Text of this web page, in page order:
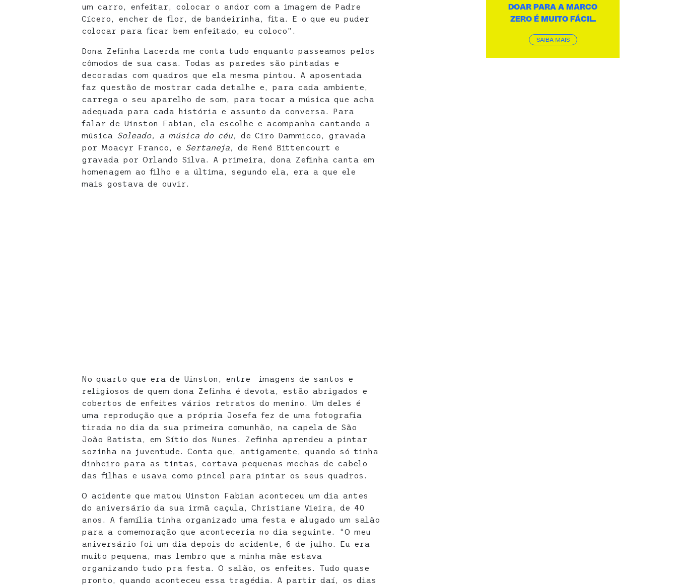
um carro, enfeitar, colocar o andor com a imagem de Padre
Cícero, encher de flor, de bandeirinha, fita. E o que eu puder
colocar para ficar bem enfeitado, eu coloco”.
Dona Zefinha Lacerda me conta tudo enquanto passeamos pelos
cômodos de sua casa. Todas as paredes são pintadas e
decoradas com quadros que ela mesma pintou. A aposentada
faz questão de mostrar cada detalhe e, para cada ambiente,
carrega o seu aparelho de som, para tocar a música que acha
adequada para cada história e assunto da conversa. Para
falar de Uinston Fabian, ela escolhe e acompanha cantando a
música
Soleado, a música do céu, de Ciro Dammicco, gravada
por Moacyr Franco, e
Sertaneja, de René Bittencourt e
gravada por Orlando Silva. A primeira, dona Zefinha canta em
homenagem ao filho e a última, segundo ela, era a que ele
mais gostava de ouvir.
No quarto que era de Uinston, entre imagens de santos e
religiosos de quem dona Zefinha é devota, estão abrigados e
cobertos de enfeites vários retratos do menino. Um deles é
uma reprodução que a própria Josefa fez de uma fotografia
tirada no dia da sua primeira comunhão, na capela de São
João Batista, em Sítio dos Nunes. Zefinha aprendeu a pintar
sozinha na juventude. Conta que, antigamente, quando só tinha
dinheiro para as tintas, cortava pequenas mechas de cabelo
das filhas e usava como pincel para pintar os seus quadros.
O acidente que matou Uinston Fabian aconteceu um dia antes
do aniversário da sua irmã caçula, Christiane Vieira, de 40
anos. A família tinha organizado uma festa e alugado um salão
para a comemoração que aconteceria no dia seguinte. “O meu
aniversário foi um dia depois do acidente, 6 de julho. Eu era
muito pequena, mas lembro que a minha mãe estava
organizando tudo pra festa. O salão, os enfeites. Tudo quase
pronto, quando aconteceu essa tragédia. A partir daí, os dias
DOAR PARA A MARCO
ZERO É MUITO FÁCIL.
SAIBA MAIS